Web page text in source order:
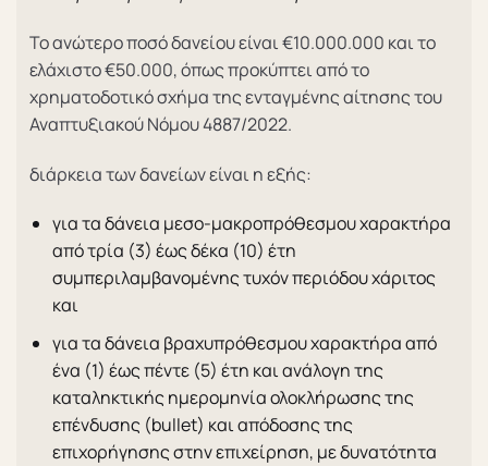
Το ανώτερο ποσό δανείου είναι €10.000.000 και το
ελάχιστο €50.000, όπως προκύπτει από το
χρηματοδοτικό σχήμα της ενταγμένης αίτησης του
Αναπτυξιακού Νόμου 4887/2022.
διάρκεια των δανείων είναι η εξής:
για τα δάνεια μεσο-μακροπρόθεσμου χαρακτήρα
από τρία (3) έως δέκα (10) έτη
συμπεριλαμβανομένης τυχόν περιόδου χάριτος
και
για τα δάνεια βραχυπρόθεσμου χαρακτήρα από
ένα (1) έως πέντε (5) έτη και ανάλογη της
καταληκτικής ημερομηνία ολοκλήρωσης της
επένδυσης (bullet) και απόδοσης της
επιχορήγησης στην επιχείρηση, με δυνατότητα